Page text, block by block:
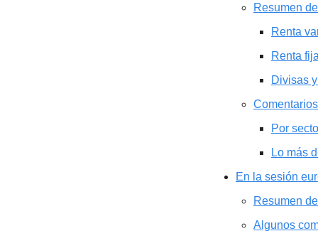
Resumen
Renta
Renta fija
Divisas
Por
Lo más
En la sesión
Resumen
Algunos